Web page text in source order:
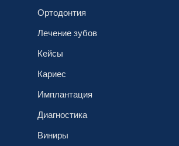
Ортодонтия
Лечение зубов
Кейсы
Кариес
Имплантация
Диагностика
Виниры